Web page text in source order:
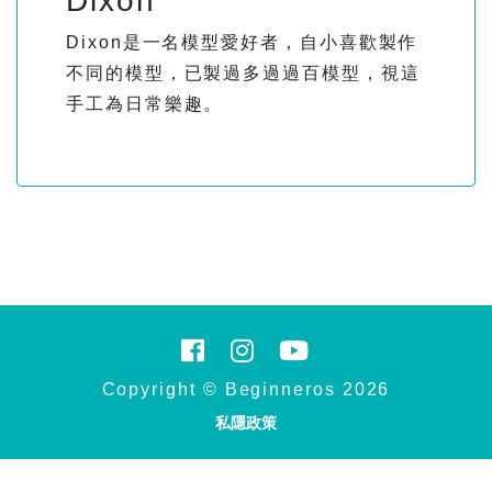
Dixon是一名模型愛好者，自小喜歡製作
不同的模型，已製過多過過百模型，視這
手工為日常樂趣。
Copyright © Beginneros 2026
私隱政策